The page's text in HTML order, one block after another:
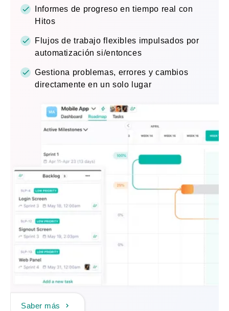
Informes de progreso en tiempo real con
Hitos
Flujos de trabajo flexibles impulsados por
automatización si/entonces
Gestiona problemas, errores y cambios
directamente en un solo lugar
Saber más